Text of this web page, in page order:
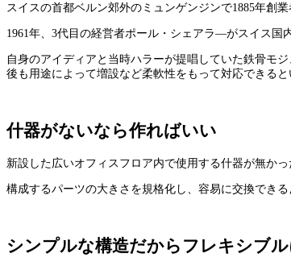
スイスの首都ベルン郊外のミュンゲンジンで1885年創
1961年、3代目の経営者ポール・シェアラ―がスイス国
自身のアイディアと当時ハラーが提唱していた鉄骨モ
後も用途によって増設など柔軟性をもって対応できると
什器がないなら作ればいい
新設した広いオフィスフロア内で使用する什器が無か
構成するパーツの大きさを規格化し、容易に交換でき
シンプルな構造だからフレキシブ